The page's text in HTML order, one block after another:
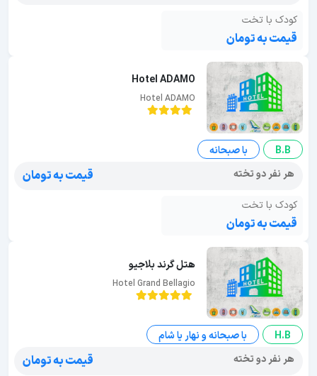
کودک با تخت
قیمت به تومان
Hotel ADAMO
Hotel ADAMO
B.B
با صبحانه
هر نفر دو تخته
قیمت به تومان
کودک با تخت
قیمت به تومان
هتل گرند بلاجیو
Hotel Grand Bellagio
H.B
با صبحانه و نهار یا شام
هر نفر دو تخته
قیمت به تومان